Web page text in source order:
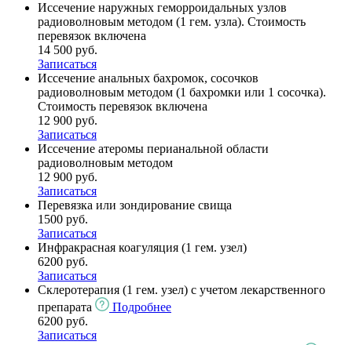
Иссечение наружных геморроидальных узлов
радиоволновым методом (1 гем. узла). Cтоимость
перевязок включена
14 500 руб.
Записаться
Иссечение анальных бахромок, сосочков
радиоволновым методом (1 бахромки или 1 сосочка).
Cтоимость перевязок включена
12 900 руб.
Записаться
Иссечение атеромы перианальной области
радиоволновым методом
12 900 руб.
Записаться
Перевязка или зондирование свища
1500 руб.
Записаться
Инфракрасная коагуляция (1 гем. узел)
6200 руб.
Записаться
Склеротерапия (1 гем. узел) с учетом лекарственного
препарата
Подробнее
6200 руб.
Записаться